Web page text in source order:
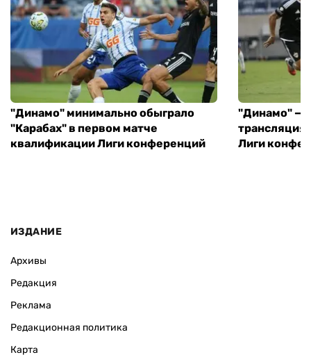
"Динамо" минимально обыграло
"Карабах" в первом матче
квалификации Лиги конференций
"Динамо" —
трансляция
Лиги
ИЗДАНИЕ
Архивы
Редакция
Реклама
Редакционная политика
Карта